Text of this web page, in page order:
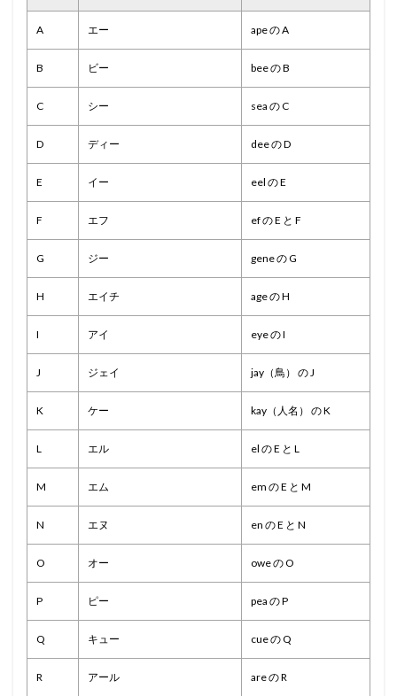
A エー ape の A
B ビー bee の B
C シー sea の C
D ディー dee の D
E イー eel の E
F エフ ef の E と F
G ジー gene の G
H エイチ age の H
I アイ eye の I
J ジェイ jay（鳥） の J
K ケー kay（人名） の K
L エル el の E と L
M エム em の E と M
N エヌ en の E と N
O オー owe の O
P ピー pea の P
Q キュー cue の Q
R アール are の R